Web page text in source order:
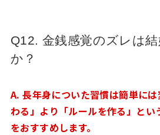
Q12. 金銭感覚のズレは
か？
A. 長年身についた習慣は簡単に
わる」より「ルールを作る」とい
をおすすめします。